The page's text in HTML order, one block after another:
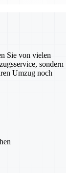
Sie von vielen
sondern
Umzug noch